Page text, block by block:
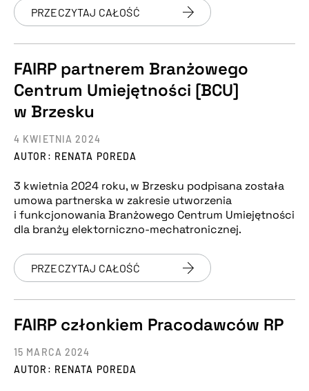
PRZECZYTAJ CAŁOŚĆ
FAIRP partnerem Branżowego
Centrum Umiejętności [BCU]
w Brzesku
AUTOR: RENATA POREDA
4 KWIETNIA 2024
3 kwietnia 2024 roku, w Brzesku podpisana została
umowa partnerska w zakresie utworzenia
i funkcjonowania Branżowego Centrum Umiejętności
dla branży elektorniczno-mechatronicznej.
PRZECZYTAJ CAŁOŚĆ
FAIRP członkiem Pracodawców RP
AUTOR: RENATA POREDA
15 MARCA 2024